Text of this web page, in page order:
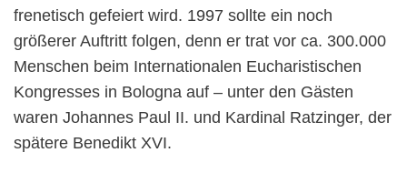
frenetisch gefeiert wird. 1997 sollte ein noch
größerer Auftritt folgen, denn er trat vor ca. 300.000
Menschen beim Internationalen Eucharistischen
Kongresses in Bologna auf – unter den Gästen
waren Johannes Paul II. und Kardinal Ratzinger, der
spätere Benedikt XVI.